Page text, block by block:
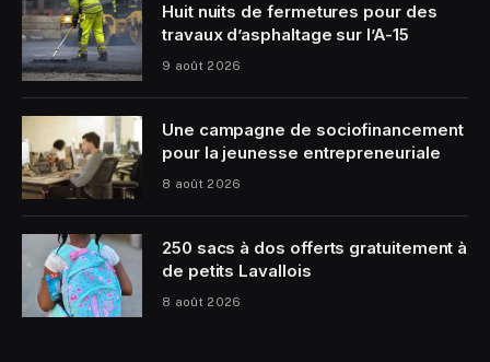
Huit nuits de fermetures pour des
travaux d’asphaltage sur l’A-15
9 août 2026
Une campagne de sociofinancement
pour la jeunesse entrepreneuriale
8 août 2026
250 sacs à dos offerts gratuitement à
de petits Lavallois
8 août 2026